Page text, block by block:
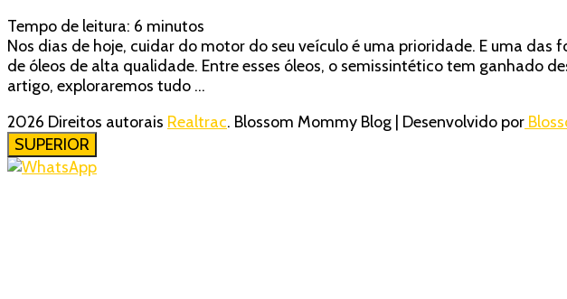
Tempo de leitura: 6 minutos
Nos dias de hoje, cuidar do motor do seu veículo é uma prioridade. E uma
de óleos de alta qualidade. Entre esses óleos, o semissintético tem ganhado
artigo, exploraremos tudo …
2026 Direitos autorais Realtrac. Blossom Mommy Blog | Desenvolvido por
SUPERIOR